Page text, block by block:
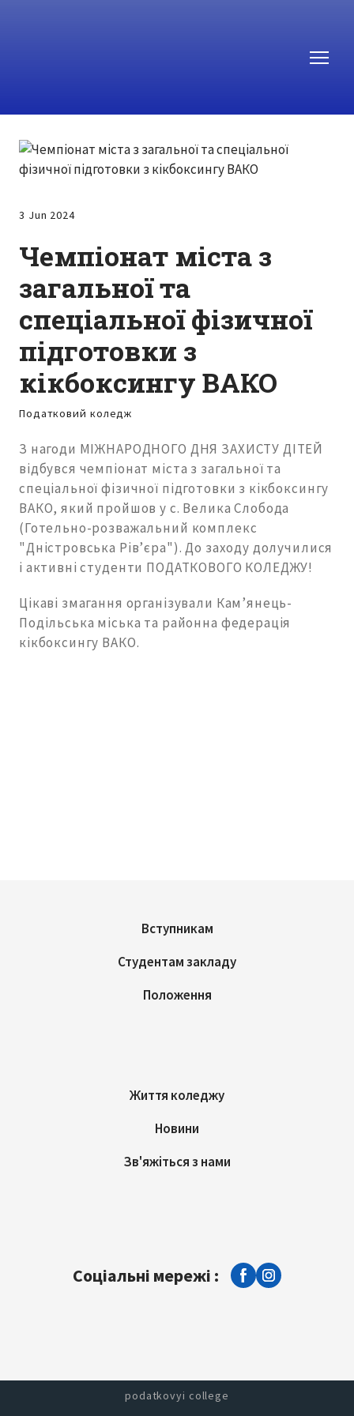
3 Jun 2024
Чемпіонат міста з
загальної та
спеціальної фізичної
підготовки з
кікбоксингу ВАКО
Податковий коледж
З нагоди МІЖНАРОДНОГО ДНЯ ЗАХИСТУ ДІТЕЙ
відбувся чемпіонат міста з загальної та
спеціальної фізичної підготовки з кікбоксингу
ВАКО, який пройшов у с. Велика Слобода
(Готельно-розважальний комплекс
"Дністровська Рівʼєра"). До заходу долучилися
і активні студенти ПОДАТКОВОГО КОЛЕДЖУ!
Цікаві змагання організували Камʼянець-
Подільська міська та районна федерація
кікбоксингу ВАКО.
Вступникам
Студентам закладу
Положення
Життя коледжу
Новини
Зв'яжіться з нами
Соціальні мережі :
podatkovyi college